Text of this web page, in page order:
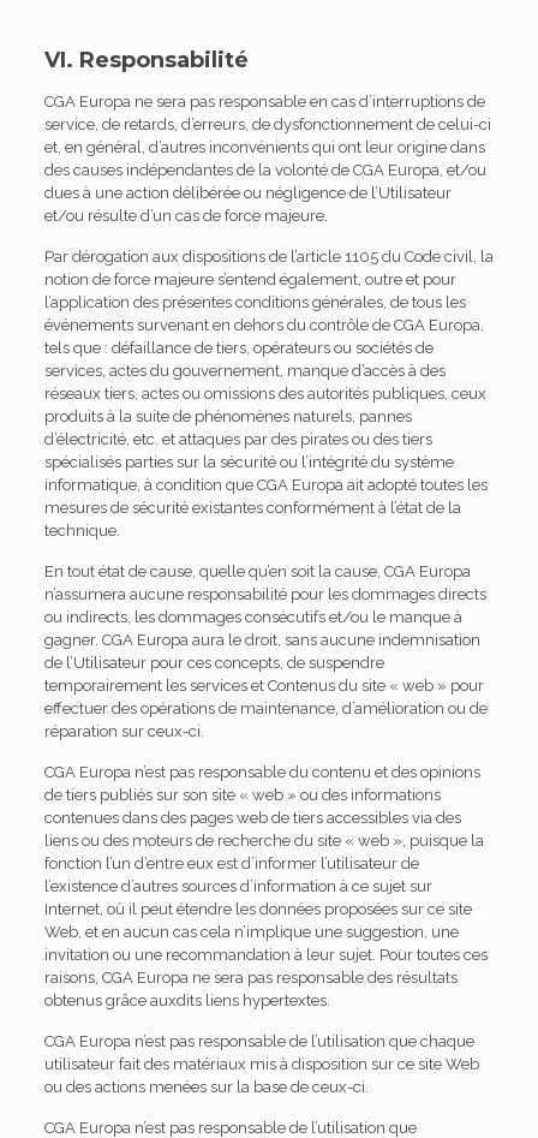
VI. Responsabilité
CGA Europa ne sera pas responsable en cas d’interruptions de
service, de retards, d’erreurs, de dysfonctionnement de celui-ci
et, en général, d’autres inconvénients qui ont leur origine dans
des causes indépendantes de la volonté de CGA Europa, et/ou
dues à une action délibérée ou négligence de l’Utilisateur
et/ou résulte d’un cas de force majeure.
Par dérogation aux dispositions de l’article 1105 du Code civil, la
notion de force majeure s’entend également, outre et pour
l’application des présentes conditions générales, de tous les
événements survenant en dehors du contrôle de CGA Europa,
tels que : défaillance de tiers, opérateurs ou sociétés de
services, actes du gouvernement, manque d’accès à des
réseaux tiers, actes ou omissions des autorités publiques, ceux
produits à la suite de phénomènes naturels, pannes
d’électricité, etc. et attaques par des pirates ou des tiers
spécialisés parties sur la sécurité ou l’intégrité du système
informatique, à condition que CGA Europa ait adopté toutes les
mesures de sécurité existantes conformément à l’état de la
technique.
En tout état de cause, quelle qu’en soit la cause, CGA Europa
n’assumera aucune responsabilité pour les dommages directs
ou indirects, les dommages consécutifs et/ou le manque à
gagner. CGA Europa aura le droit, sans aucune indemnisation
de l’Utilisateur pour ces concepts, de suspendre
temporairement les services et Contenus du site « web » pour
effectuer des opérations de maintenance, d’amélioration ou de
réparation sur ceux-ci.
CGA Europa n’est pas responsable du contenu et des opinions
de tiers publiés sur son site « web » ou des informations
contenues dans des pages web de tiers accessibles via des
liens ou des moteurs de recherche du site « web », puisque la
fonction l’un d’entre eux est d’informer l’utilisateur de
l’existence d’autres sources d’information à ce sujet sur
Internet, où il peut étendre les données proposées sur ce site
Web, et en aucun cas cela n’implique une suggestion, une
invitation ou une recommandation à leur sujet. Pour toutes ces
raisons, CGA Europa ne sera pas responsable des résultats
obtenus grâce auxdits liens hypertextes.
CGA Europa n’est pas responsable de l’utilisation que chaque
utilisateur fait des matériaux mis à disposition sur ce site Web
ou des actions menées sur la base de ceux-ci.
CGA Europa n’est pas responsable de l’utilisation que